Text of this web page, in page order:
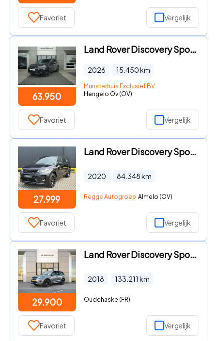
Favoriet Vergelijk
63.950
Land Rover Discovery Sport - P270e PHEV Business Landmark Edition | Meridian Surround | P
2026 15.450km
Munsterhuis Exclusief BV
Hengelo Ov (OV)
Favoriet Vergelijk
27.999
Land Rover Discovery Sport - P300e 1.5 R-Dynamic HSE PANODAK
2020 84.348km
Regge Autogroep Almelo (OV)
Favoriet Vergelijk
29.900
Land Rover Discovery Sport - Si4 4WD Urban Series SE Dynamic Panoramadak | Cold Climate P
2018 133.211 km
Oudehaske (FR)
Favoriet Vergelijk